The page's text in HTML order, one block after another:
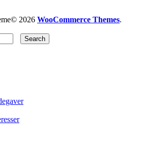
2026 WooCommerce Themes.
Search